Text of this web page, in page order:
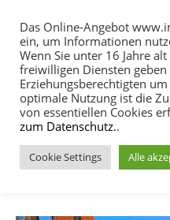
Das Online-Angebot
ein, um Informationen
Wenn Sie unter 16 Jahre
freiwilligen Diensten
Erziehungsberechtigten
optimale Nutzung ist die
von essentiellen Cookies
zum Datenschutz..
Cookie Settings Alle